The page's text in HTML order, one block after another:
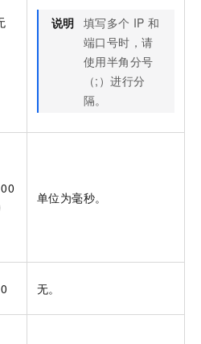
说明 填写多个 IP 和
端口号时，请
使用半角分号
（;）进行分
隔。
单位为毫秒。
无。